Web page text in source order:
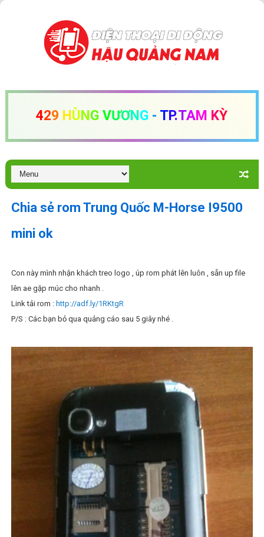
429 H ÙN G VƯƠN G - TP.TAM KỲ
Chia sẻ rom Trung Quốc M-Horse I9500
mini ok
Con này mình nhận khách treo logo , úp rom phát lên luôn , sẵn up file
lên ae gặp múc cho nhanh .
Link tải rom : http://adf.ly/1RKtgR
P/S : Các bạn bỏ qua quảng cáo sau 5 giây nhé .